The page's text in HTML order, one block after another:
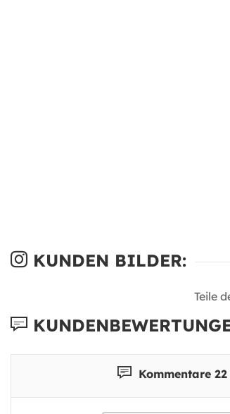
KUNDEN BILDER:
Teile
Kommentare 22